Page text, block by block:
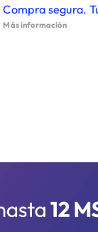
Compra segura.
Más información